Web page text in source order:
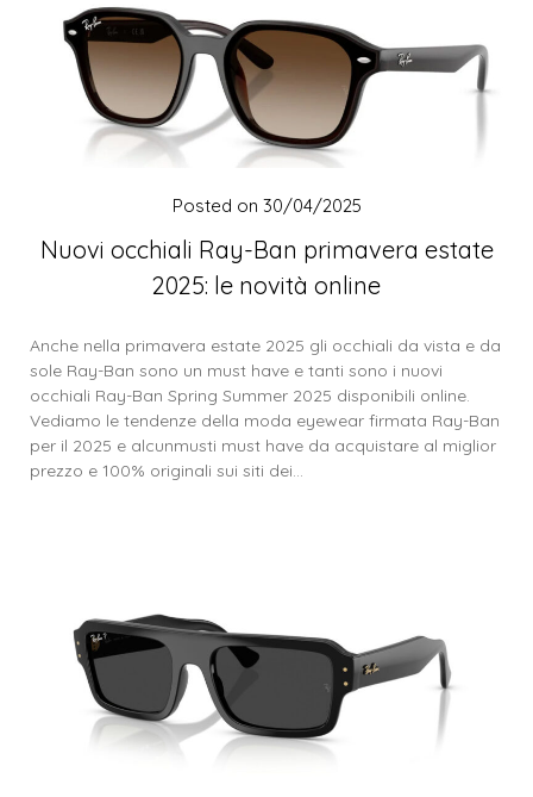
Nuovi occhiali Ray-Ban primavera estate
2025: le novità online
Posted on 30/04/2025
Anche nella primavera estate 2025 gli occhiali da vista e da
sole Ray-Ban sono un must have e tanti sono i nuovi
occhiali Ray-Ban Spring Summer 2025 disponibili online.
Vediamo le tendenze della moda eyewear firmata Ray-Ban
per il 2025 e alcunmusti must have da acquistare al miglior
prezzo e 100% originali sui siti dei…